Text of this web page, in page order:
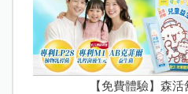
【免費體驗】森